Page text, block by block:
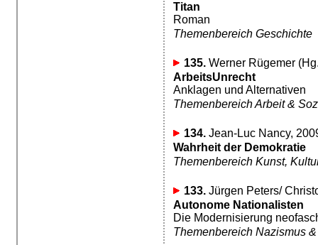
Titan
Roman
Themenbereich Geschichte
135.Werner Rügemer
ArbeitsUnrecht
Anklagen und Alternativen
Themenbereich Arbeit &
134.Jean-Luc Nancy,
Wahrheit der Demokratie
Themenbereich Kunst,
133.Jürgen Peters/
Autonome Nationalisten
Die Modernisierung
Themenbereich Nazismus